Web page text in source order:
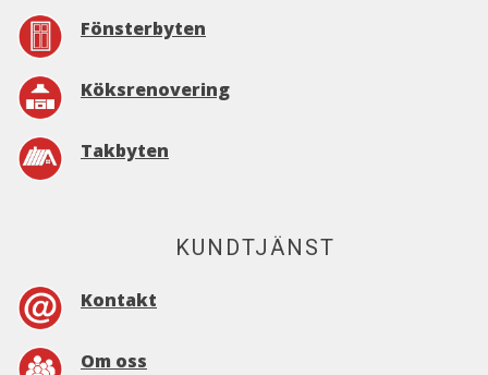
Fönsterbyten
Köksrenovering
Takbyten
KUNDTJÄNST
Kontakt
Om oss